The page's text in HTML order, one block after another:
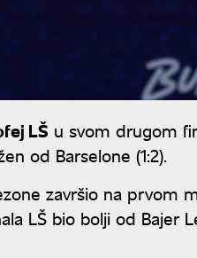
LŠ u svom drugom
od Barselone (1:2).
završio na prvom
LŠ bio bolji od Bajer